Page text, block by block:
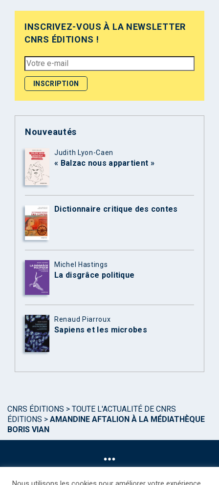
INSCRIVEZ-VOUS À LA NEWSLETTER
CNRS ÉDITIONS !
Nouveautés
Judith Lyon-Caen
« Balzac nous appartient »
Dictionnaire critique des contes
Michel Hastings
La disgrâce politique
Renaud Piarroux
Sapiens et les microbes
CNRS ÉDITIONS > TOUTE L'ACTUALITÉ DE CNRS
ÉDITIONS > AMANDINE AFTALION À LA MÉDIATHÈQUE
BORIS VIAN